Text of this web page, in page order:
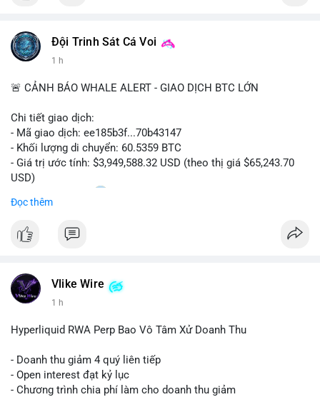
Đội Trinh Sát Cá Voi
1 h
🚨 CẢNH BÁO WHALE ALERT - GIAO DỊCH BTC LỚN
Chi tiết giao dịch:
- Mã giao dịch: ee185b3f...70b43147
- Khối lượng di chuyển: 60.5359 BTC
- Giá trị ước tính: $3,949,588.32 USD (theo thị giá $65,243.70
USD)
- Thời gian: 15:20
Nhận định phân tích:
Khối lượng 60.5 BTC trị giá gần 4 triệu USD được di chuyển
thanh khoản trước khi đẩy giá. Nếu số BTC này được gửi lên
sàn tập trung, áp lực bán tiềm năng sẽ gia tăng. Ngược lại, nếu
củng cố niềm tin cho xu hướng tăng.
Lời khuyên:
Nhà đầu tư nên theo dõi sát dòng tiền tiếp theo từ địa chỉ này.
Nếu BTC được nạp thêm lên sàn, cần thận trọng với nhịp điều
Đọc thêm
Vlike Wire
1 h
Hyperliquid RWA Perp Bao Vô Tâm Xử Doanh Thu
- Doanh thu giảm 4 quý liên tiếp
- Open interest đạt kỷ lục
- Chương trình chia phí làm cho doanh thu giảm